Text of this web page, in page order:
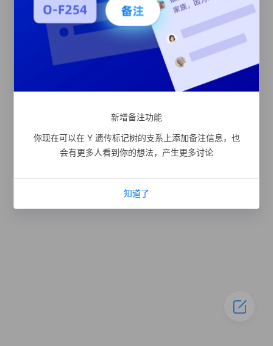
新增备注功能
你现在可以在 Y 遗传标记树的支系上添加备注信息，也
会有更多人看到你的想法，产生更多讨论
知道了